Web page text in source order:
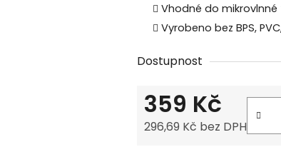
Vhodné do
Vyrobeno bez BPS,
Dostupnost
359 Kč
296,69 Kč bez DPH